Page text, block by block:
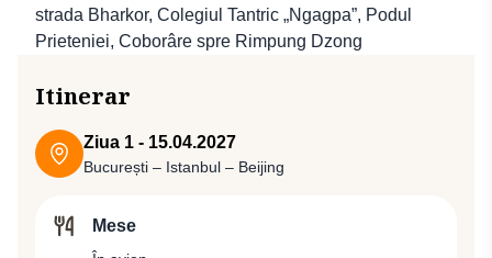
strada Bharkor, Colegiul Tantric „Ngagpa”, Podul
Prieteniei, Coborâre spre Rimpung Dzong
Itinerar
Ziua 1 - 15.04.2027
București – Istanbul – Beijing
Mese